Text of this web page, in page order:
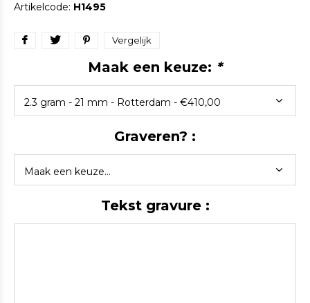
Artikelcode: H1495
Vergelijk
Maak een keuze: *
Graveren? :
Tekst gravure :